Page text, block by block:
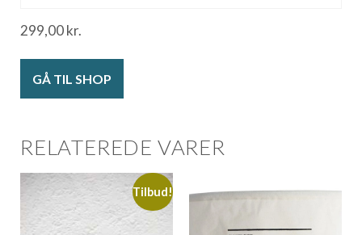
299,00kr.
GÅ TIL SHOP
RELATEREDE VARER
Tilbud!